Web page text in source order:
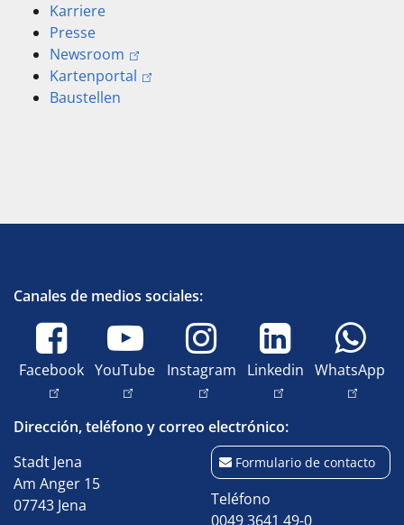
Karriere
Presse
Newsroom
Kartenportal
Baustellen
Canales de medios sociales:
Facebook YouTube Instagram Linkedin WhatsApp
Dirección, teléfono y correo electrónico:
Stadt Jena
Am Anger 15
07743 Jena
Formulario de contacto
Teléfono
0049 3641 49-0